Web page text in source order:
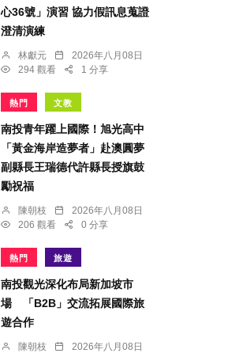
心36號」演習 協力假訊息蒐證
澄清演練
林獻元
2026年八月08日
294 觀看
1 分享
熱門 文教
南投青年躍上國際！旭光高中
「黃金海岸造夢者」赴澳圓夢
副縣長王瑞德代許縣長授旗鼓
勵祝福
陳朝枝
2026年八月08日
206 觀看
0 分享
熱門 旅遊
南投觀光深化布局新加坡市
場 「B2B」交流拓展國際旅
遊合作
陳朝枝
2026年八月08日